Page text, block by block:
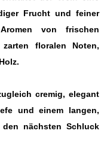
Frucht und feiner
von frischen
floralen Noten,
cremig, elegant
und einem langen,
nächsten Schluck